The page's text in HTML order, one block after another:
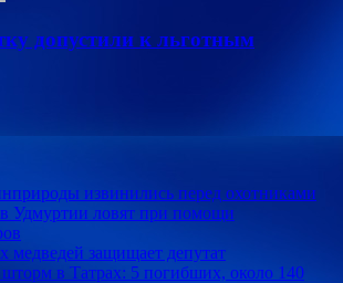
допустили к льготным
извинились перед охотниками
в Удмуртии ловят при помощи
медведей защищает депутат
в Татрах: 5 погибших, около 140